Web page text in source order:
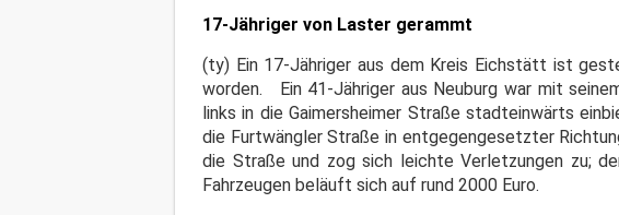
17-Jähriger von Laster gerammt
(ty) Ein 17-Jähriger aus dem Kreis Eichstätt ist
worden. Ein 41-Jähriger aus Neuburg war mit
links in die Gaimersheimer Straße stadteinwärts
die Furtwängler Straße in entgegengesetzter
die Straße und zog sich leichte Verletzungen zu;
Fahrzeugen beläuft sich auf rund 2000 Euro.